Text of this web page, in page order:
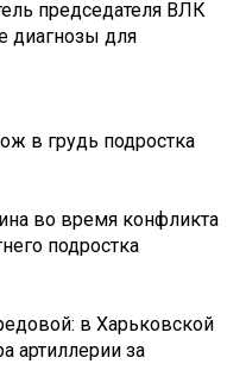
председателя ВЛК
диагнозы для
в грудь подростка
во время конфликта
подростка
в Харьковской
артиллерии за